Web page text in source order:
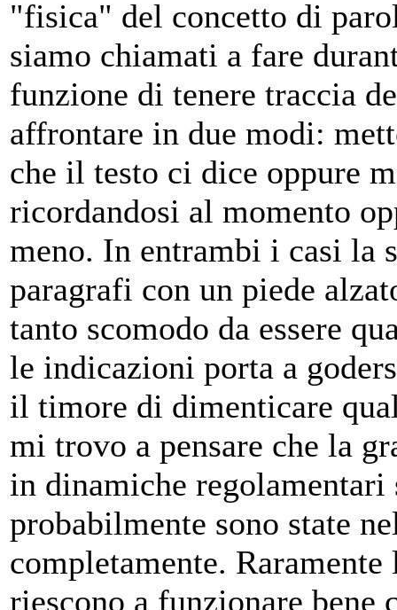
"fisica" del concetto di
siamo chiamati a fare
funzione di tenere traccia
affrontare in due modi:
che il testo ci dice oppure
ricordandosi al momento
meno. In entrambi i casi la
paragrafi con un piede
tanto scomodo da essere
le indicazioni porta a
il timore di dimenticare
mi trovo a pensare che la
in dinamiche
probabilmente sono state
completamente.
riescono a funzionare